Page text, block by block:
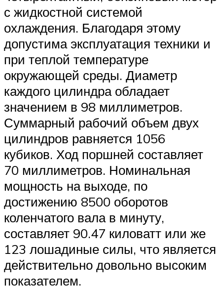
с жидкостной системой
охлаждения. Благодаря этому
допустима эксплуатация техники и
при теплой температуре
окружающей среды. Диаметр
каждого цилиндра обладает
значением в 98 миллиметров.
Суммарный рабочий объем двух
цилиндров равняется 1056
кубиков. Ход поршней составляет
70 миллиметров. Номинальная
мощность на выходе, по
достижению 8500 оборотов
коленчатого вала в минуту,
составляет 90.47 киловатт или же
123 лошадиные силы, что является
действительно довольно высоким
показателем.